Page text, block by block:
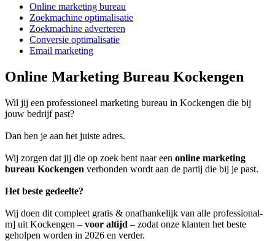
Online marketing bureau
Zoekmachine optimalisatie
Zoekmachine adverteren
Conversie optimalisatie
Email marketing
Online Marketing Bureau Kockengen
Wil jij een professioneel marketing bureau in Kockengen die bij
jouw bedrijf past?
Dan ben je aan het juiste adres.
Wij zorgen dat jij die op zoek bent naar een online marketing
bureau Kockengen verbonden wordt aan de partij die bij je past.
Het beste gedeelte?
Wij doen dit compleet gratis & onafhankelijk van alle professional-
m] uit Kockengen – voor altijd – zodat onze klanten het beste
geholpen worden in 2026 en verder.